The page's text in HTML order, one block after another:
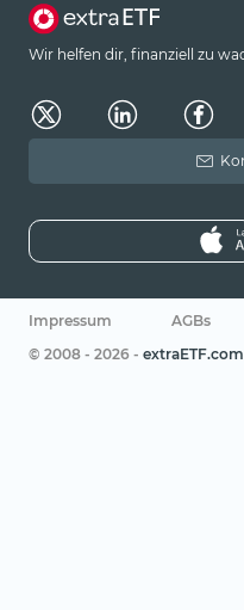
Wir helfen dir, finanziell zu
Impressum AGBs
© 2008 - 2026 - extraETF.com